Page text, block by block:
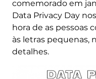
comemorado em
Data Privacy Day
hora de as pessoas
às letras pequenas,
detalhes.